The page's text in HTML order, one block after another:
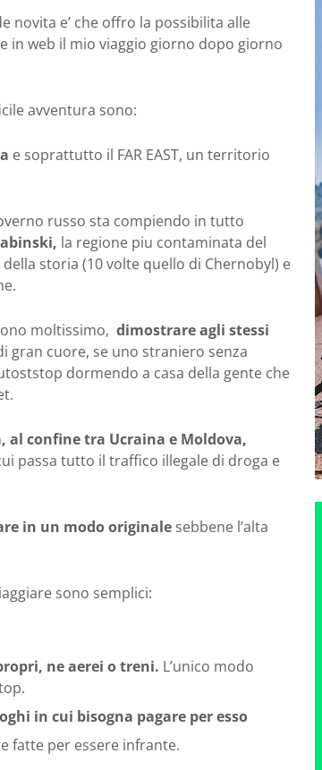
novita e’ che offro la possibilita alle
in web il mio viaggio giorno dopo giorno
avventura sono:
e soprattutto il FAR EAST, un territorio
russo sta compiendo in tutto
la regione piu contaminata del
storia (10 volte quello di Chernobyl) e
moltissimo, dimostrare agli stessi
gran cuore, se uno straniero senza
dormendo a casa della gente che
confine tra Ucraina e Moldova,
passa tutto il traffico illegale di droga e
in un modo originale sebbene l’alta
sono semplici:
ne aerei o treni. L’unico modo
in cui bisogna pagare per esso
fatte per essere infrante.